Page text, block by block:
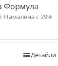
Формула
Намалена с 29%
Детайли